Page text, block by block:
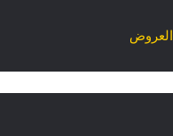
العروض